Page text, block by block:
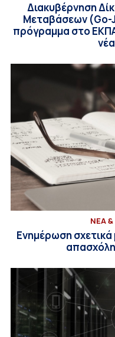
Διακυβέρνηση
Μεταβάσεων (Go-
πρόγραμμα στο
ΝΕΑ
Ενημέρωση